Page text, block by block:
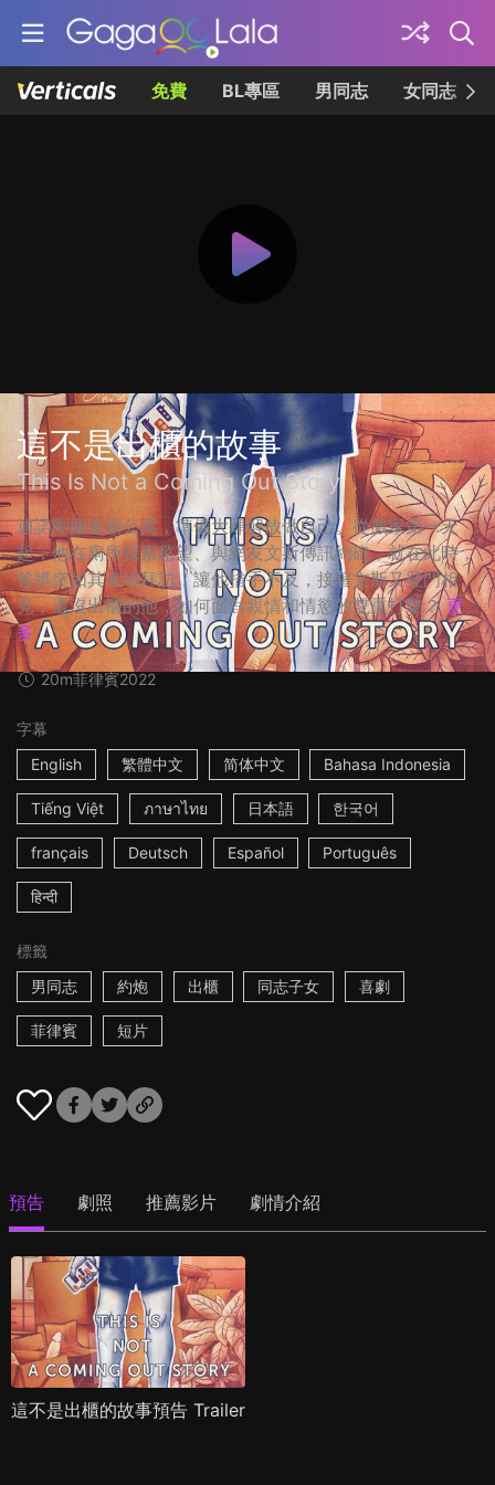
免費 BL專區 男同志 女同志
這不是出櫃的故事
This Is Not a Coming Out Story
迪諾剛搬進新公寓，準備大肆解放做自己。從搬家第一天
起，他在廁所探索慾望、與網友文斯傳訊約砲，就在此時，
爸媽突如其來地拜訪，讓他措手不及，接著文斯又登門相
見，還沒出櫃的他，如何面對親情和情慾的雙重打擊？ 更
多
20m菲律賓2022
字幕
English
繁體中文 简体中文 Bahasa Indonesia
Tiếng Việt ภาษาไทย 日本語 한국어
français Deutsch Español Português
हिन्दी
標籤
男同志
約炮 出櫃 同志子女 喜劇
菲律賓 短片
預告 劇照 推薦影片 劇情介紹
這不是出櫃的故事預告 Trailer